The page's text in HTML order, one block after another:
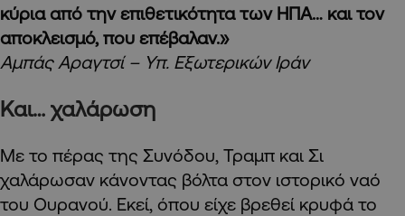
κύρια από την επιθετικότητα των ΗΠΑ… και τον
αποκλεισμό, που επέβαλαν.»
Αμπάς Αραγτσί – Υπ. Εξωτερικών Ιράν
Και… χαλάρωση
Με το πέρας της Συνόδου, Τραμπ και Σι
χαλάρωσαν κάνοντας βόλτα στον ιστορικό ναό
του Ουρανού. Εκεί, όπου είχε βρεθεί κρυφά το